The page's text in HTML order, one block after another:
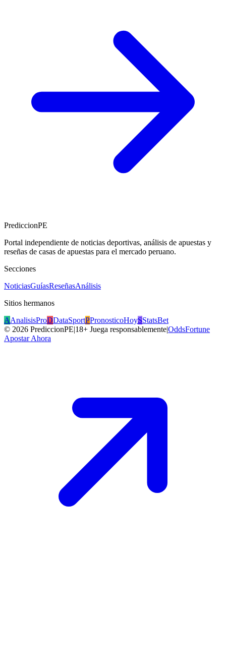
PrediccionPE
Portal independiente de noticias deportivas, análisis de apuestas y
reseñas de casas de apuestas para el mercado peruano.
Secciones
NoticiasGuíasReseñasAnálisis
Sitios hermanos
AAnalisisProDDataSportPPronosticoHoySStatsBet
© 2026 PrediccionPE|18+ Juega responsablemente|OddsFortune
Apostar Ahora